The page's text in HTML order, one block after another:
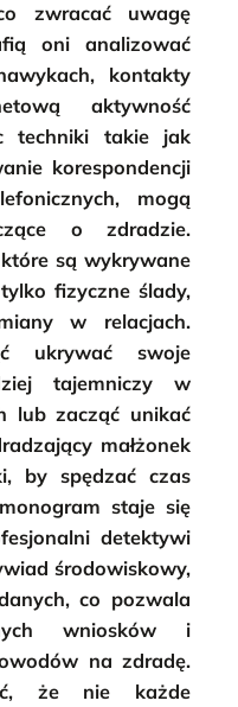
zwracać uwagę
oni analizować
kontakty
aktywność
techniki takie jak
korespondencji
mogą
o zdradzie.
są wykrywane
fizyczne ślady,
w relacjach.
ukrywać swoje
tajemniczy w
lub zacząć unikać
małżonek
by spędzać czas
staje się
detektywi
środowiskowy,
co pozwala
wniosków i
na zdradę.
że nie każde